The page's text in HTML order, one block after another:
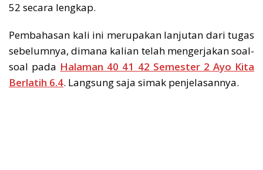
52 secara lengkap.
Pembahasan kali ini merupakan lanjutan dari tugas
sebelumnya, dimana kalian telah mengerjakan soal-
soal pada Halaman 40 41 42 Semester 2 Ayo Kita
Berlatih 6.4. Langsung saja simak penjelasannya.